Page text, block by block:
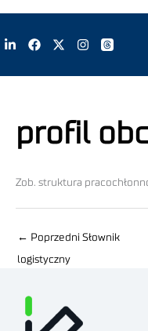
profil
Zob. struktura
← Poprzedni Słownik
logistyczny